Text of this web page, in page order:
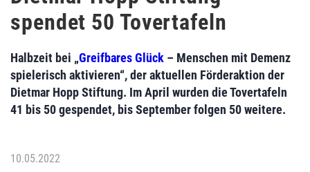
spendet 50 Tovertafeln
Halbzeit bei „Greifbares Glück – Menschen mit Demenz
spielerisch aktivieren“, der aktuellen Förderaktion der
Dietmar Hopp Stiftung. Im April wurden die Tovertafeln
41 bis 50 gespendet, bis September folgen 50 weitere.
10.05.2022